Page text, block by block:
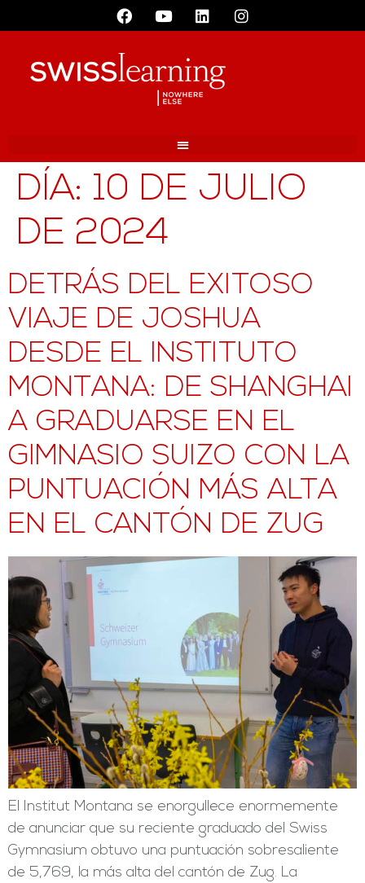
DÍA: 10 DE JULIO
DE 2024
DETRÁS DEL EXITOSO
VIAJE DE JOSHUA
DESDE EL INSTITUTO
MONTANA: DE SHANGHAI
A GRADUARSE EN EL
GIMNASIO SUIZO CON LA
PUNTUACIÓN MÁS ALTA
EN EL CANTÓN DE ZUG
El Institut Montana se enorgullece enormemente
de anunciar que su reciente graduado del Swiss
Gymnasium obtuvo una puntuación sobresaliente
de 5,769, la más alta del cantón de Zug. La